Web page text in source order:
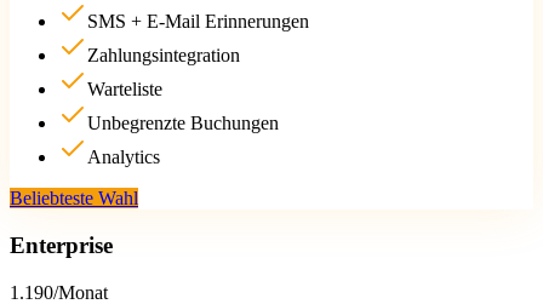
SMS + E-Mail Erinnerungen
Zahlungsintegration
Warteliste
Unbegrenzte Buchungen
Analytics
Beliebteste Wahl
Enterprise
1.190/Monat